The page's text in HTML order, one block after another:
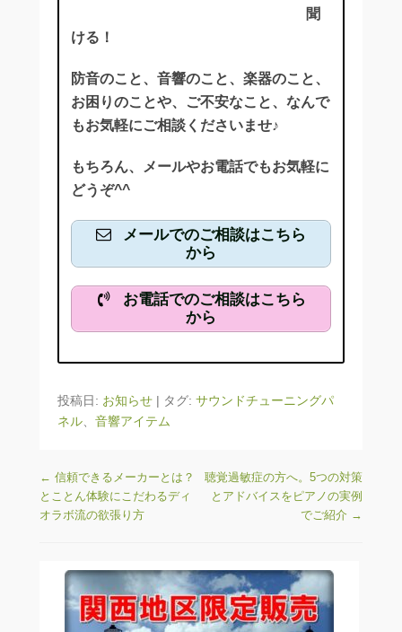
聞
ける！
防音のこと、音響のこと、楽器のこと、
お困りのことや、ご不安なこと、なんで
もお気軽にご相談くださいませ♪
もちろん、メールやお電話でもお気軽に
どうぞ^^
メールでのご相談はこちら
から
お電話でのご相談はこちら
から
投稿日: お知らせ | タグ: サウンドチューニングパ
ネル
音響アイテム
投稿ナビゲーション
← 信頼できるメーカーとは？
とことん体験にこだわるディ
オラボ流の欲張り方
聴覚過敏症の方へ。5つの対策
とアドバイスをピアノの実例
でご紹介 →